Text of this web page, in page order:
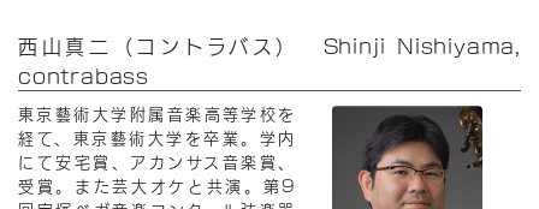
西山真二（コントラバス） Shinji Nishiyama,
contrabass
東京藝術大学附属音楽高等学校を
経て、東京藝術大学を卒業。学内
にて安宅賞、アカンサス音楽賞、
受賞。また芸大オケと共演。第9